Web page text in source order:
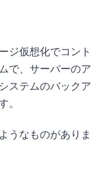
ジ仮想化でコント
で、サーバーのア
ステムのバックア
。
うなものがありま